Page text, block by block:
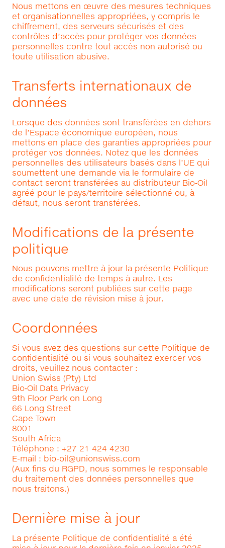
Nous mettons en œuvre des mesures techniques
et organisationnelles appropriées, y compris le
chiffrement, des serveurs sécurisés et des
contrôles d’accès pour protéger vos données
personnelles contre tout accès non autorisé ou
toute utilisation abusive.
Transferts internationaux de
données
Lorsque des données sont transférées en dehors
de l’Espace économique européen, nous
mettons en place des garanties appropriées pour
protéger vos données. Notez que les données
personnelles des utilisateurs basés dans l’UE qui
soumettent une demande via le formulaire de
contact seront transférées au distributeur Bio‑Oil
agréé pour le pays/territoire sélectionné ou, à
défaut, nous seront transférées.
Modifications de la présente
politique
Nous pouvons mettre à jour la présente Politique
de confidentialité de temps à autre. Les
modifications seront publiées sur cette page
avec une date de révision mise à jour.
Coordonnées
Si vous avez des questions sur cette Politique de
confidentialité ou si vous souhaitez exercer vos
droits, veuillez nous contacter :
Union Swiss (Pty) Ltd
Bio‑Oil Data Privacy
9th Floor Park on Long
66 Long Street
Cape Town
8001
South Africa
Téléphone : +27 21 424 4230
E-mail : bio-oil@unionswiss.com
(Aux fins du RGPD, nous sommes le responsable
du traitement des données personnelles que
nous traitons.)
Dernière mise à jour
La présente Politique de confidentialité a été